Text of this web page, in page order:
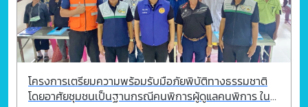
โครงการเตรียมความพร้อมรับมือภัยพิบัติทางธรรมชาติ
โดยอาศัยชุมชนเป็นฐานกรณีคนพิการผู้ดูแลคนพิการ ใน